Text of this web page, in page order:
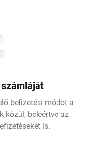
befizetési módot a
közül, beleértve az
is.